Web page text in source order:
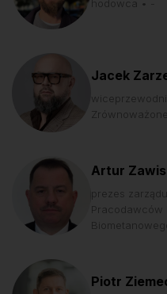
hodowca • -
Jacek
Artur
prezes
Pracodawców
Piotr